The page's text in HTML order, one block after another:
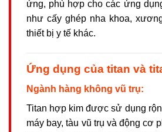
ứng, phù hợp cho các ứng
như cấy ghép nha khoa,
thiết bị y tế khác.
Ứng dụng của titan và
Ngành hàng không vũ trụ:
Titan hợp kim được sử dụng
máy bay, tàu vũ trụ và động cơ